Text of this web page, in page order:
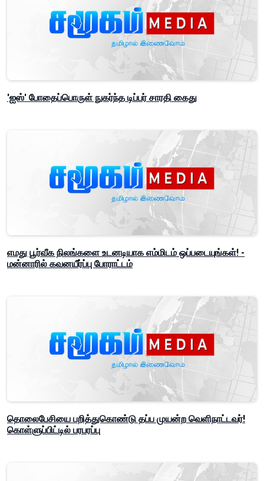
'ஐஸ்' போதைப்பொருள் நுகர்ந்த டிப்பர் சாரதி கைது
எமது பூர்வீக நிலங்களை உடனடியாக எம்மிடம் ஒப்படையுங்கள்! -
மன்னாரில் கவனயீர்ப்பு போராட்டம்
தொலைபேசியை பறித்துகொண்டு தப்ப முயன்ற வெளிநாட்டவர்!
கொள்ளுப்பிட்டில் பரபரப்பு